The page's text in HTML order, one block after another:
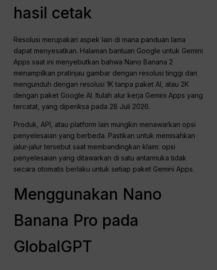
hasil cetak
Resolusi merupakan aspek lain di mana panduan lama
dapat menyesatkan. Halaman bantuan Google untuk Gemini
Apps saat ini menyebutkan bahwa Nano Banana 2
menampilkan pratinjau gambar dengan resolusi tinggi dan
mengunduh dengan resolusi 1K tanpa paket AI, atau 2K
dengan paket Google AI. Itulah alur kerja Gemini Apps yang
tercatat, yang diperiksa pada 28 Juli 2026.
Produk, API, atau platform lain mungkin menawarkan opsi
penyelesaian yang berbeda. Pastikan untuk memisahkan
jalur-jalur tersebut saat membandingkan klaim: opsi
penyelesaian yang ditawarkan di satu antarmuka tidak
secara otomatis berlaku untuk setiap paket Gemini Apps.
Menggunakan Nano
Banana Pro pada
GlobalGPT